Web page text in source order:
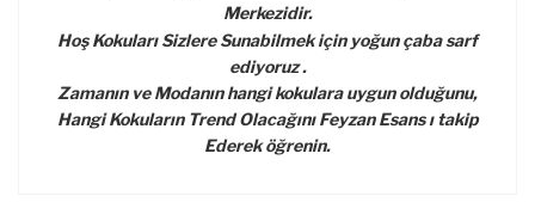
Merkezidir.
Hoş Kokuları Sizlere Sunabilmek için yoğun çaba sarf
ediyoruz .
Zamanın ve Modanın hangi kokulara uygun olduğunu,
Hangi Kokuların Trend Olacağını Feyzan Esans ı takip
Ederek öğrenin.